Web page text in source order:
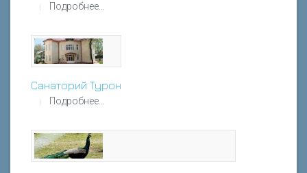
Подробнее...
Санаторий Турон
Подробнее...